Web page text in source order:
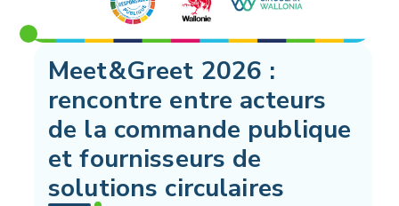
Meet&Greet 2026 :
rencontre entre acteurs
de la commande publique
et fournisseurs de
solutions circulaires